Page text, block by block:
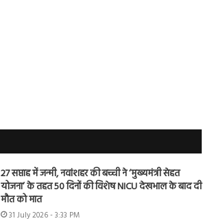
27 सप्ताह में जन्मी, नवांशहर की बच्ची ने ‘मुख्यमंत्री सेहत
योजना’ के तहत 50 दिनों की विशेष NICU देखभाल के बाद दी
मौत को मात
31 July 2026 - 3:33 PM